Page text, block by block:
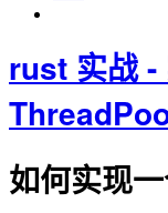
rust 实战 -
如何实现